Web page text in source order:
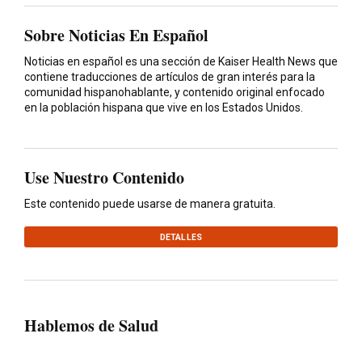
Sobre Noticias En Español
Noticias en español es una sección de Kaiser Health News que
contiene traducciones de artículos de gran interés para la
comunidad hispanohablante, y contenido original enfocado
en la población hispana que vive en los Estados Unidos.
Use Nuestro Contenido
Este contenido puede usarse de manera gratuita.
DETALLES
Hablemos de Salud